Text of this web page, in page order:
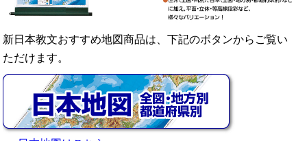
新日本教文おすすめ地図商品は、下記のボタンからご覧い
ただけます。